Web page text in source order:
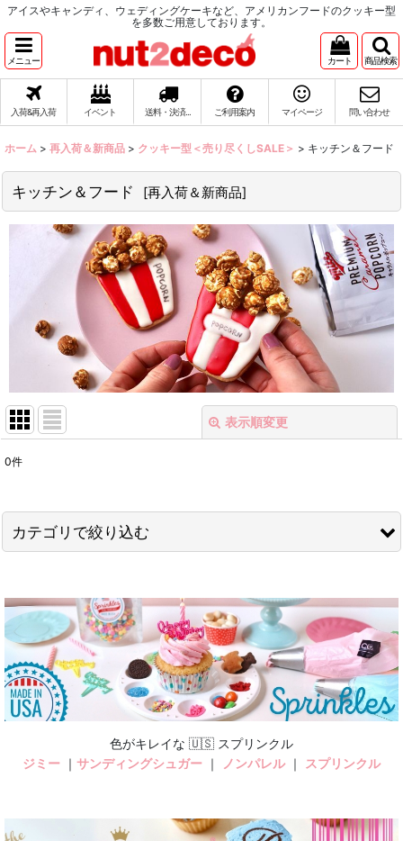
アイスやキャンディ、ウェディングケーキなど、アメリカンフードのクッキー型
を多数ご用意しております。
メニュー カート 商品検索
入荷&再入荷 イベント 送料・決済... ご利用案内 マイページ 問い合わせ
ホーム > 再入荷＆新商品 > クッキー型＜売り尽くしSALE＞ > キッチン＆フード
キッチン＆フード [再入荷＆新商品]
表示順変更
在庫あり
並び順:
絞り込む
0件
カテゴリで絞り込む
ファッション
キッチン＆フード
LOVE
ジンジャーマン＆ピープル
色がキレイな 🇺🇸 スプリンクル
ジミー ｜ サンディングシュガー ｜ ノンパレル｜ スプリンクル